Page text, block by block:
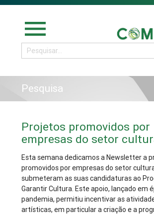
menu
Pesquisa
Projetos promovidos por
empresas do setor
Esta semana dedicamos a Newsletter a
promovidos por empresas do setor
submeteram as suas candidaturas ao
Garantir Cultura. Este apoio, lançado em
pandemia, permitiu incentivar as
artísticas, em particular a criação e a